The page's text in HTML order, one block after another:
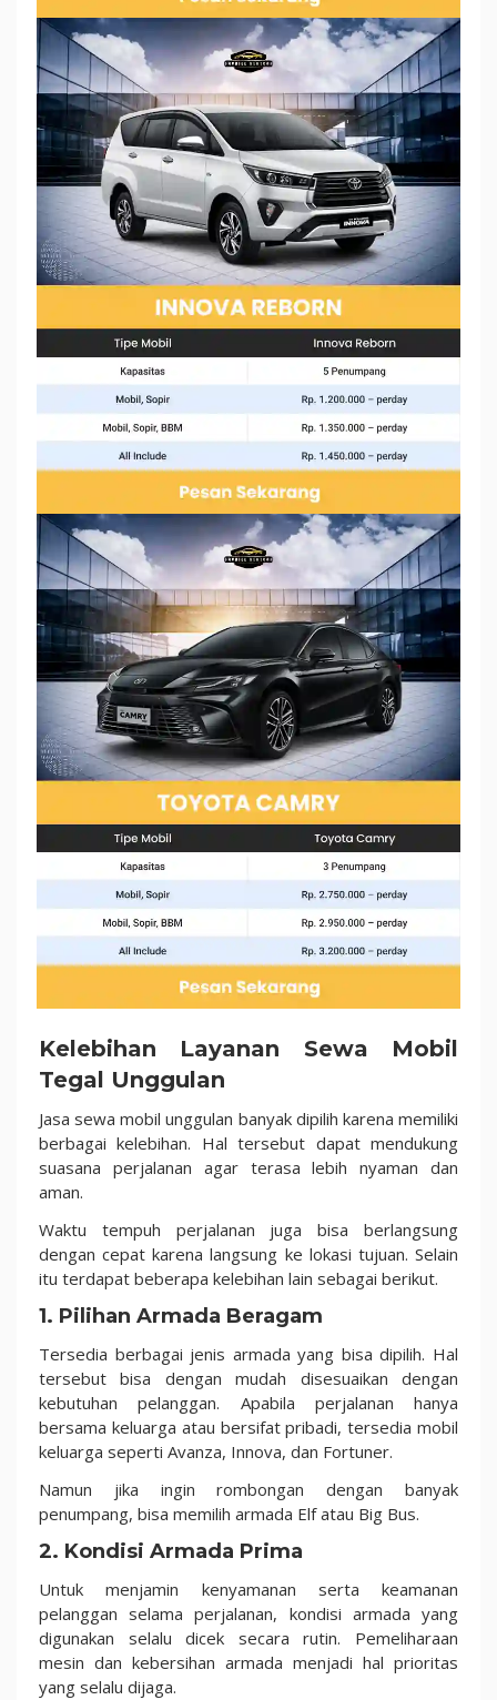
Kelebihan Layanan Sewa Mobil
Tegal Unggulan
Jasa sewa mobil unggulan banyak dipilih karena memiliki
berbagai kelebihan. Hal tersebut dapat mendukung
suasana perjalanan agar terasa lebih nyaman dan
aman.
Waktu tempuh perjalanan juga bisa berlangsung
dengan cepat karena langsung ke lokasi tujuan. Selain
itu terdapat beberapa kelebihan lain sebagai berikut.
1. Pilihan Armada Beragam
Tersedia berbagai jenis armada yang bisa dipilih. Hal
tersebut bisa dengan mudah disesuaikan dengan
kebutuhan pelanggan. Apabila perjalanan hanya
bersama keluarga atau bersifat pribadi, tersedia mobil
keluarga seperti Avanza, Innova, dan Fortuner.
Namun jika ingin rombongan dengan banyak
penumpang, bisa memilih armada Elf atau Big Bus.
2. Kondisi Armada Prima
Untuk menjamin kenyamanan serta keamanan
pelanggan selama perjalanan, kondisi armada yang
digunakan selalu dicek secara rutin. Pemeliharaan
mesin dan kebersihan armada menjadi hal prioritas
yang selalu dijaga.